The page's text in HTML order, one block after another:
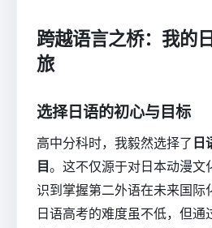
跨越语言之桥：我的
旅
选择日语的初心与目标
高中分科时，我毅然选择了 日
目。这不仅源于对日本动漫文
识到掌握第二外语在未来国际
日语高考的难度虽不低，但通